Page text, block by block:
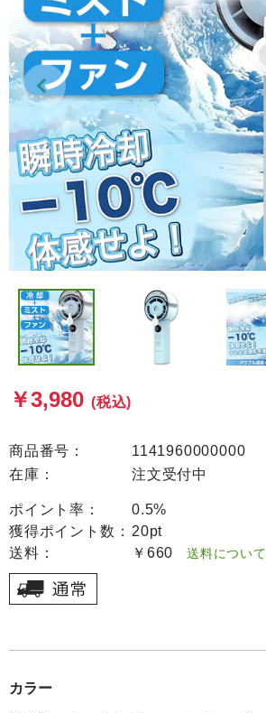
￥3,980 (税込)
商品番号：
1141960000000
在庫：
注文受付中
ポイント率：
0.5%
獲得ポイント数： 20pt
送料：
￥660 送料について
カラー